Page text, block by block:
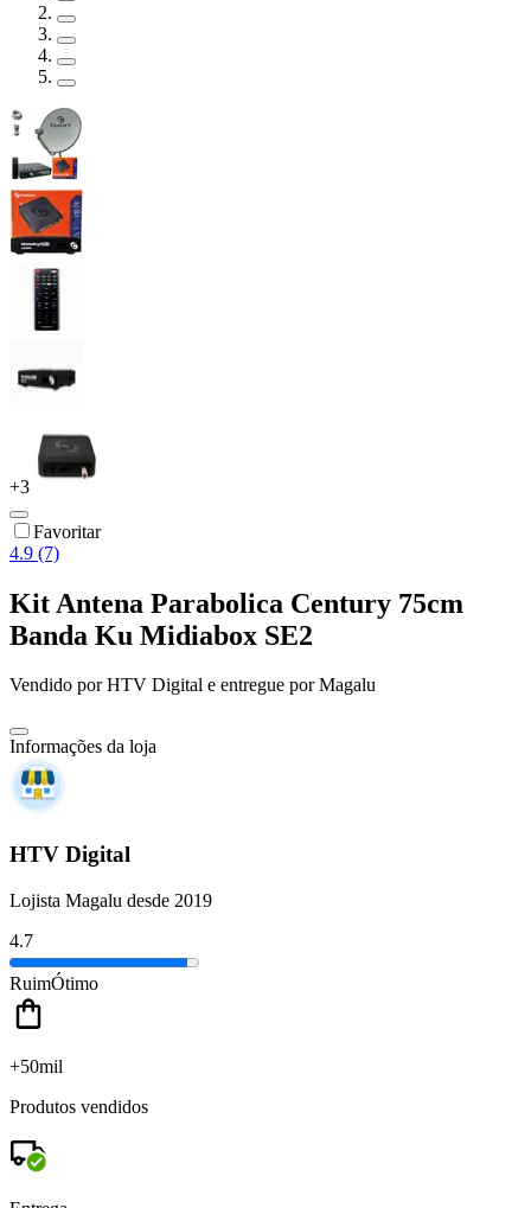
+3
Favoritar
4.9 (7)
Kit Antena Parabolica Century 75cm
Banda Ku Midiabox SE2
Vendido porHTV Digital e entregue por Magalu
Informações da loja
HTV Digital
Lojista Magalu desde 2019
4.7
RuimÓtimo
+50mil
Produtos vendidos